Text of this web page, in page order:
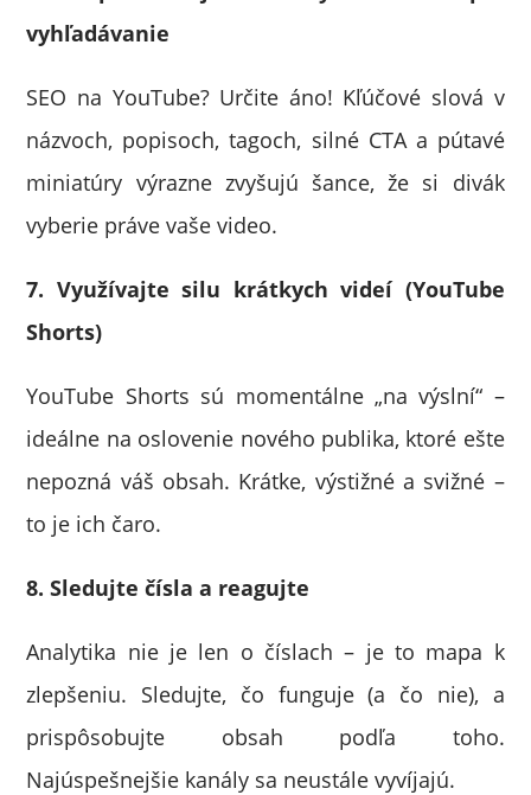
vyhľadávanie
SEO na YouTube? Určite áno! Kľúčové slová v
názvoch, popisoch, tagoch, silné CTA a pútavé
miniatúry výrazne zvyšujú šance, že si divák
vyberie práve vaše video.
7. Využívajte silu krátkych videí (YouTube
Shorts)
YouTube Shorts sú momentálne „na výslní“ –
ideálne na oslovenie nového publika, ktoré ešte
nepozná váš obsah. Krátke, výstižné a svižné –
to je ich čaro.
8. Sledujte čísla a reagujte
Analytika nie je len o číslach – je to mapa k
zlepšeniu. Sledujte, čo funguje (a čo nie), a
prispôsobujte obsah podľa toho.
Najúspešnejšie kanály sa neustále vyvíjajú.